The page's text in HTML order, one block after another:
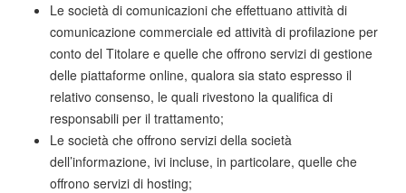
Le società di comunicazioni che effettuano attività di
comunicazione commerciale ed attività di profilazione per
conto del Titolare e quelle che offrono servizi di gestione
delle piattaforme online, qualora sia stato espresso il
relativo consenso, le quali rivestono la qualifica di
responsabili per il trattamento;
Le società che offrono servizi della società
dell’informazione, ivi incluse, in particolare, quelle che
offrono servizi di hosting;